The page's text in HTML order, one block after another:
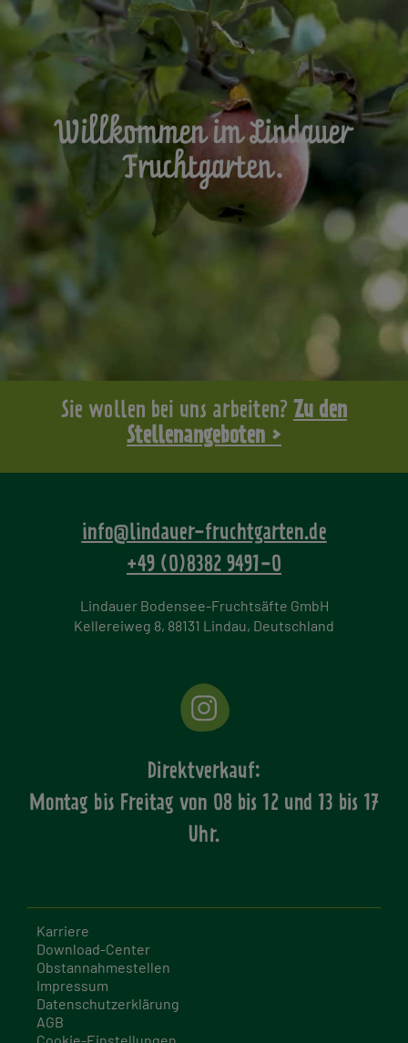
Willkommen im Lindauer
Fruchtgarten.
Sie wollen bei uns arbeiten? Zu den
Stellenangeboten >
info@lindauer-fruchtgarten.de
+49 (0)8382 9491-0
Lindauer Bodensee-Fruchtsäfte GmbH
Kellereiweg 8, 88131 Lindau, Deutschland
Direktverkauf:
Montag bis Freitag von 08 bis 12 und 13 bis 17
Uhr.
Karriere
Download-Center
Obstannahmestellen
Impressum
Datenschutzerklärung
AGB